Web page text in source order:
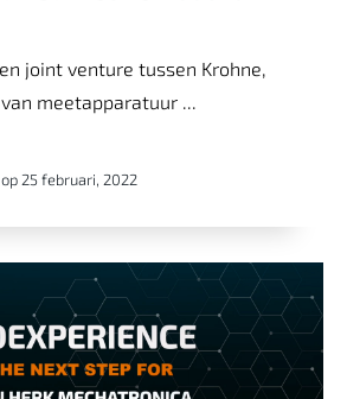
joint venture tussen Krohne,
meetapparatuur ...
op 25 februari, 2022